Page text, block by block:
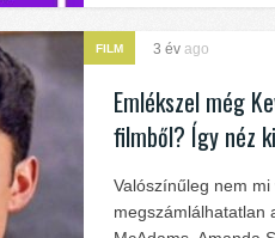
FILM 3 év ago
Emlékszel még
filmből? Így néz
Valószínűleg nem
megszámlálhatatlan